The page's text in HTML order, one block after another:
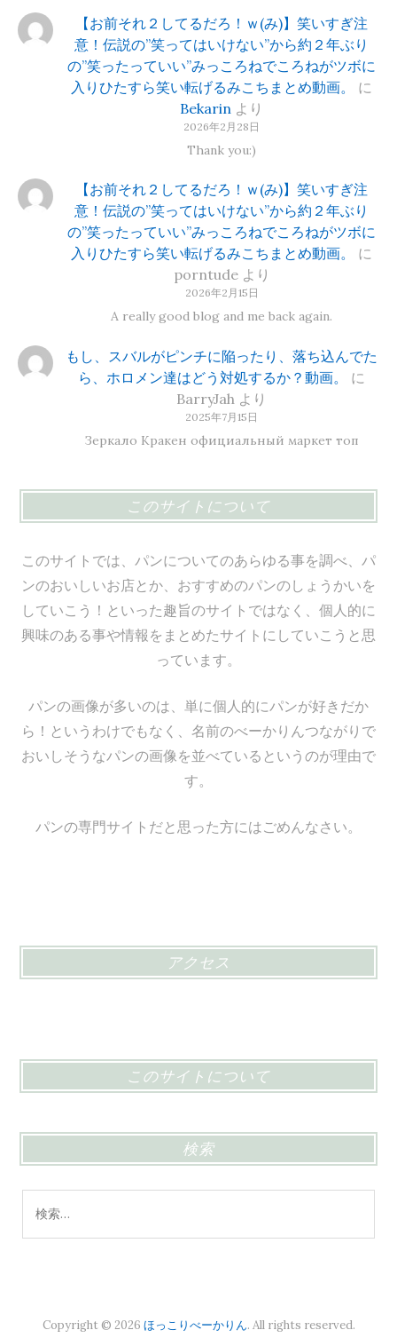
【お前それ２してるだろ！ｗ(み)】笑いすぎ注
意！伝説の”笑ってはいけない”から約２年ぶり
の”笑ったっていい”みっころねでころねがツボに
入りひたすら笑い転げるみこちまとめ動画。
に
Bekarin より
2026年2月28日
Thank you:)
【お前それ２してるだろ！ｗ(み)】笑いすぎ注
意！伝説の”笑ってはいけない”から約２年ぶり
の”笑ったっていい”みっころねでころねがツボに
入りひたすら笑い転げるみこちまとめ動画。
に
porntudeより
2026年2月15日
A really good blog and me back again.
もし、スバルがピンチに陥ったり、落ち込んでた
ら、ホロメン達はどう対処するか？動画。
に
BarryJah より
2025年7月15日
Зеркало Кракен официальный маркет топ
このサイトについて
このサイトでは、パンについてのあらゆる事を調べ、パ
ンのおいしいお店とか、おすすめのパンのしょうかいを
していこう！といった趣旨のサイトではなく、個人的に
興味のある事や情報をまとめたサイトにしていこうと思
っています。
パンの画像が多いのは、単に個人的にパンが好きだか
ら！というわけでもなく、名前のべーかりんつながりで
おいしそうなパンの画像を並べているというのが理由で
す。
パンの専門サイトだと思った方にはごめんなさい。
アクセス
このサイトについて
検索
Copyright © 2026 ほっこりべーかりん. All rights reserved.